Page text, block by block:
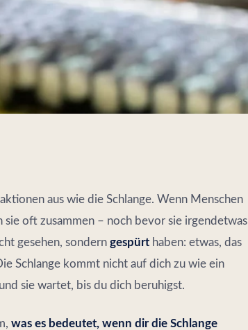
aus wie die Schlange. Wenn Menschen
sie oft zusammen – noch bevor sie irgendetwas
gesehen, sondern gespürt haben: etwas, das
Schlange kommt nicht auf dich zu wie ein
sie wartet, bis du dich beruhigst.
was es bedeutet, wenn dir die Schlange